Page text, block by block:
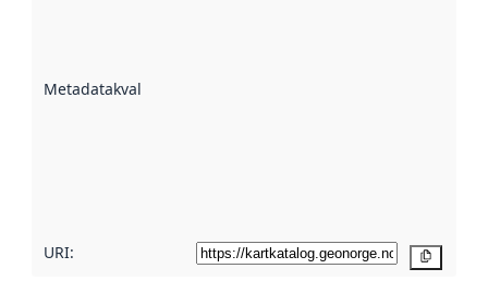
Metadatakvalitet
URI: